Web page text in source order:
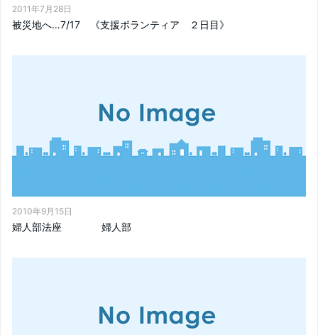
2011年7月28日
被災地へ…7/17 《支援ボランティア ２日目》
2010年9月15日
婦人部法座 婦人部